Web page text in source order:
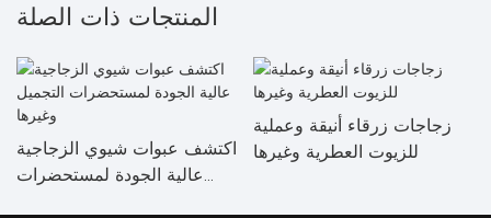
المنتجات ذات الصلة
اكتشف عبوات شيوي الزجاجية
عالية الجودة لمستحضرات
زجاجات زرقاء أنيقة وعملية
للزيوت العطرية وغيرها